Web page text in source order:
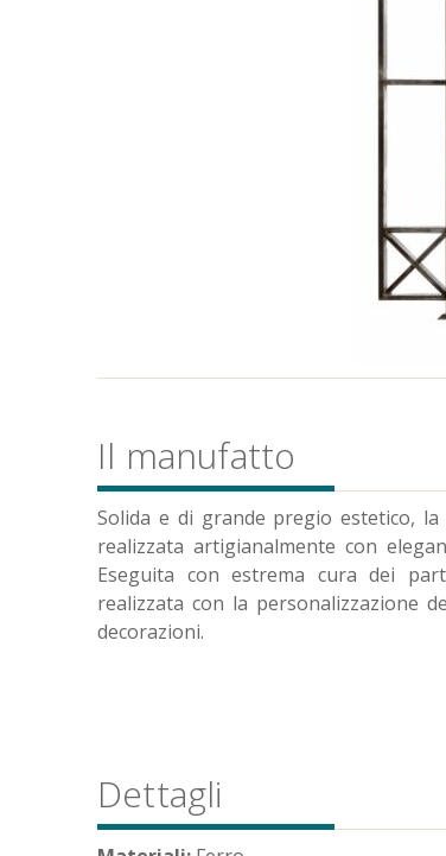
Il manufatto
Solida e di grande pregio estetico,
realizzata artigianalmente con
Eseguita con estrema cura dei
realizzata con la personalizzazione
decorazioni.
Dettagli